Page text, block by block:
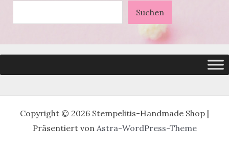
Suchen
Copyright © 2026 Stempelitis-Handmade Shop |
Präsentiert von Astra-WordPress-Theme